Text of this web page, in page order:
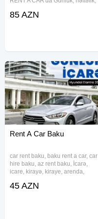
qiymətlərlə icarəsi.Toy və nişan
85 AZN
Rent A Car Baku
car rent baku, baku rent a car, car
hire baku, az rent baku, İcarə,
icare, kirayə, kiraye, arenda,
sifarish, sifariw, depozitsiz icare
45 AZN